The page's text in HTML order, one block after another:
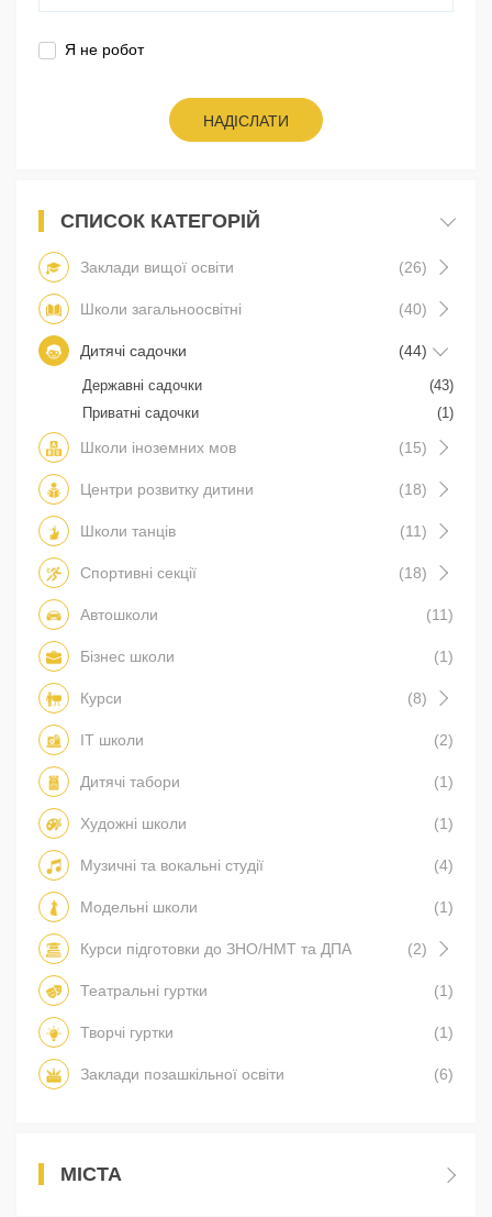
Я не робот
НАДІСЛАТИ
СПИСОК КАТЕГОРІЙ
Заклади вищої освіти (26)
Школи загальноосвітні (40)
Дитячі садочки (44)
Державні садочки
(43)
Приватні садочки
(1)
Школи іноземних мов (15)
Центри розвитку дитини (18)
Школи танців (11)
Спортивні секції (18)
Автошколи (11)
Бізнес школи (1)
Курси (8)
IT школи (2)
Дитячі табори (1)
Художні школи (1)
Музичні та вокальні студії (4)
Модельні школи (1)
Курси підготовки до ЗНО/НМТ та ДПА (2)
Театральні гуртки (1)
Творчі гуртки (1)
Заклади позашкільної освіти (6)
МІСТА